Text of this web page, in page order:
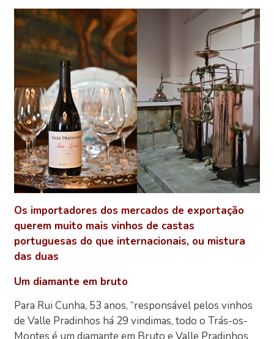
Os importadores dos mercados de exportação
querem muito mais vinhos de castas
portuguesas do que internacionais, ou mistura
das duas
Um diamante em bruto
Para Rui Cunha, 53 anos, “responsável pelos vinhos
de Valle Pradinhos há 29 vindimas, todo o Trás-os-